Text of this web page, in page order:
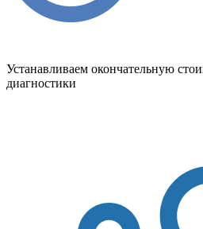
Устанавливаем окончательную
диагностики